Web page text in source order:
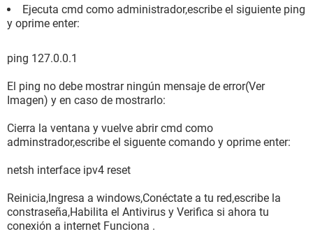
Ejecuta cmd como administrador,escribe el siguiente ping
y oprime enter:
ping 127.0.0.1
El ping no debe mostrar ningún mensaje de error(Ver
Imagen) y en caso de mostrarlo:
Cierra la ventana y vuelve abrir cmd como
adminstrador,escribe el siguente comando y oprime enter:
netsh interface ipv4 reset
Reinicia,Ingresa a windows,Conéctate a tu red,escribe la
constraseña,Habilita el Antivirus y Verifica si ahora tu
conexión a internet Funciona .